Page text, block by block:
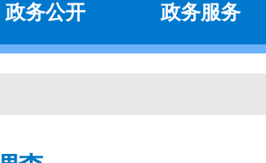
政务公开 政务服务